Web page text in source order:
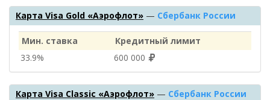
Карта Visa Gold «Аэрофлот» — Сбербанк России
Мин. ставка
Кредитный лимит
33.9%
600 000
Карта Visa Classic «Аэрофлот» — Сбербанк России